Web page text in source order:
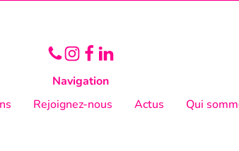
Navigation
Rejoignez-nous Actus Qui